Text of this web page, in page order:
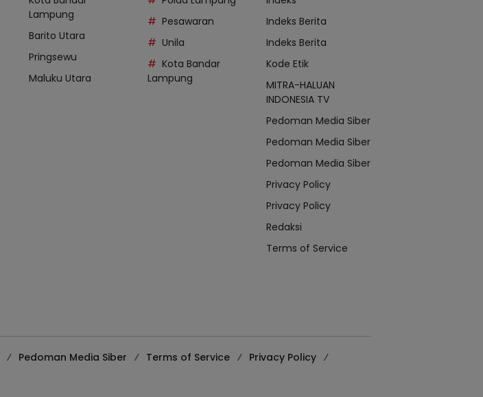
Lampung
Barito Utara
Pringsewu
Maluku Utara
Pesawaran
Unila
Kota Bandar
Lampung
Indeks Berita
Indeks Berita
Kode Etik
MITRA-HALUAN
INDONESIA TV
Pedoman Media Siber
Pedoman Media Siber
Pedoman Media Siber
Privacy Policy
Privacy Policy
Redaksi
Terms of Service
Pedoman Media Siber Terms of Service
Privacy Policy